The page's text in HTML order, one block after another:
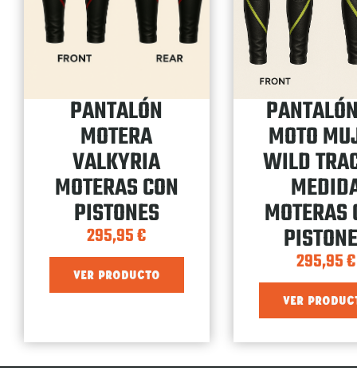
PANTALÓN
MOTERA
VALKYRIA
MOTERAS CON
PISTONES
295,95€
VER PRODUCTO
MOTO
WILD
MOTERAS
295,95€
VER